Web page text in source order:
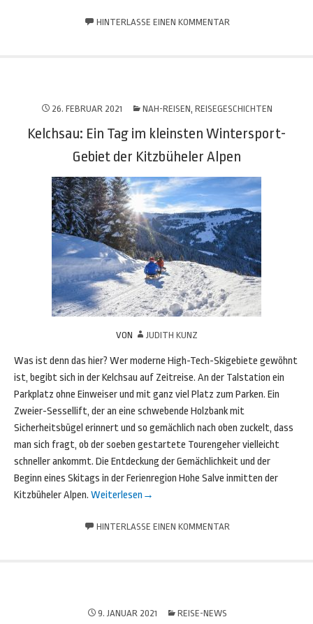
HINTERLASSE EINEN KOMMENTAR
26. FEBRUAR 2021 NAH-REISEN, REISEGESCHICHTEN
Kelchsau: Ein Tag im kleinsten Wintersport-
Gebiet der Kitzbüheler Alpen
VON JUDITH KUNZ
Was ist denn das hier? Wer moderne High-Tech-Skigebiete gewöhnt
ist, begibt sich in der Kelchsau auf Zeitreise. An der Talstation ein
Parkplatz ohne Einweiser und mit ganz viel Platz zum Parken. Ein
Zweier-Sessellift, der an eine schwebende Holzbank mit
Sicherheitsbügel erinnert und so gemächlich nach oben zuckelt, dass
man sich fragt, ob der soeben gestartete Tourengeher vielleicht
schneller ankommt. Die Entdeckung der Gemächlichkeit und der
Beginn eines Skitags in der Ferienregion Hohe Salve inmitten der
Kitzbüheler Alpen. Weiterlesen →
HINTERLASSE EINEN KOMMENTAR
9. JANUAR 2021 REISE-NEWS